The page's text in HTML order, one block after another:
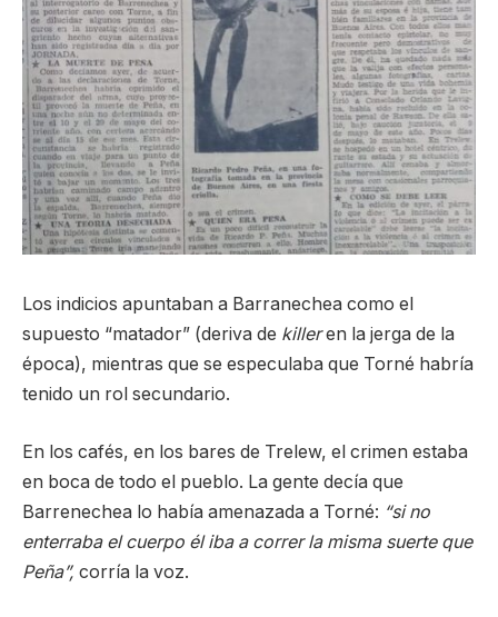
Los indicios apuntaban a Barranechea como el
supuesto “matador” (deriva de killeren la jerga de la
época), mientras que se especulaba que Torné habría
tenido un rol secundario.
En los cafés, en los bares de Trelew, el crimen estaba
en boca de todo el pueblo. La gente decía que
Barrenechea lo había amenazada a Torné: “si no
enterraba el cuerpo él iba a correr la misma suerte que
Peña”, corría la voz.